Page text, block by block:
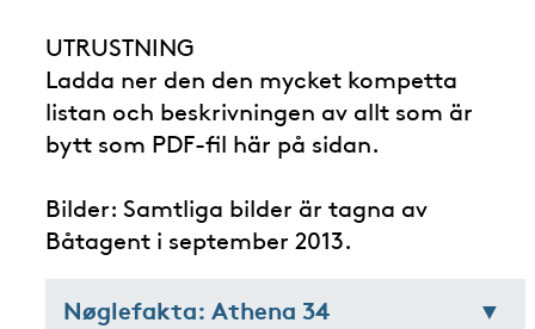
UTRUSTNING
Ladda ner den den mycket kompetta
listan och beskrivningen av allt som är
bytt som PDF-fil här på sidan.
Bilder: Samtliga bilder är tagna av
Båtagent i september 2013.
Nøglefakta: Athena 34